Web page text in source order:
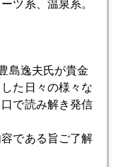
０日戦争終結か、
から飛び降りる若
されアテネ郊外に
ツ系、温泉系。
島逸夫氏が貴金
た日々の様々な
で読み解き発信
である旨ご了解